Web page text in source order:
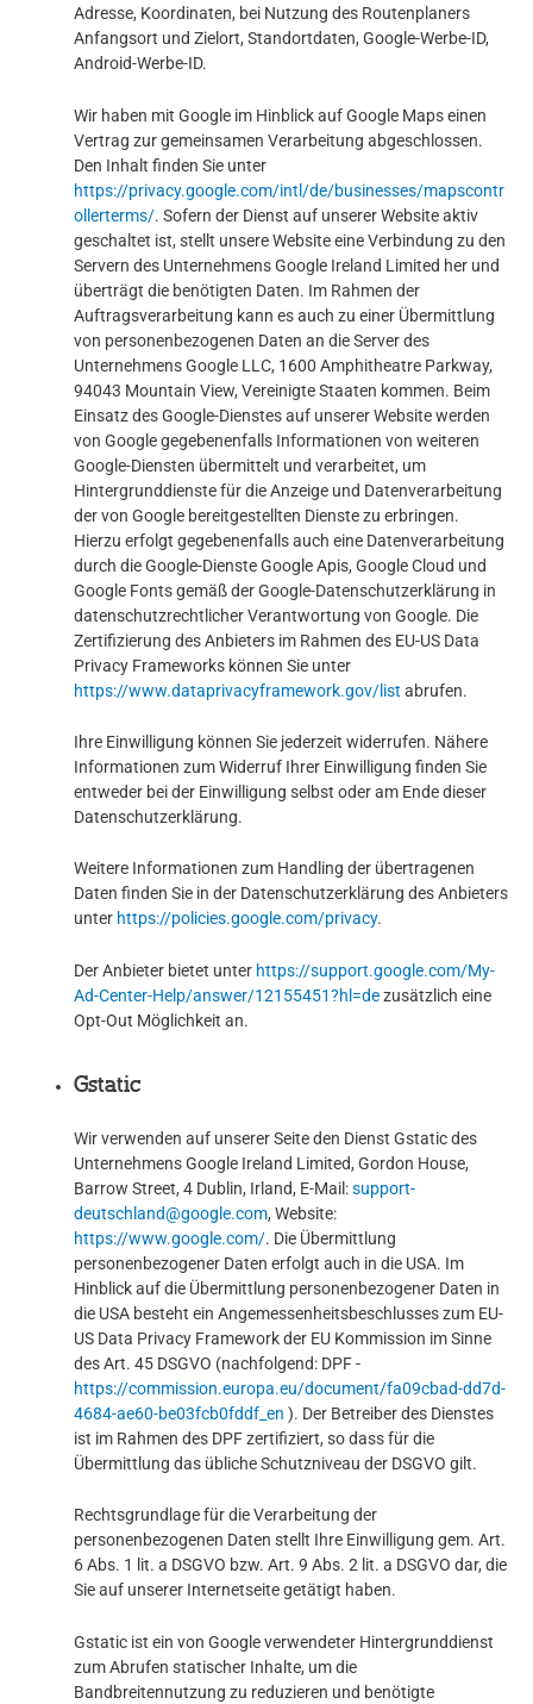
Adresse, Koordinaten, bei Nutzung des Routenplaners
Anfangsort und Zielort, Standortdaten, Google-Werbe-ID,
Android-Werbe-ID.
Wir haben mit Google im Hinblick auf Google Maps einen
Vertrag zur gemeinsamen Verarbeitung abgeschlossen.
Den Inhalt finden Sie unter
https://privacy.google.com/intl/de/businesses/mapscontr
ollerterms/. Sofern der Dienst auf unserer Website aktiv
geschaltet ist, stellt unsere Website eine Verbindung zu den
Servern des Unternehmens Google Ireland Limited her und
überträgt die benötigten Daten. Im Rahmen der
Auftragsverarbeitung kann es auch zu einer Übermittlung
von personenbezogenen Daten an die Server des
Unternehmens Google LLC, 1600 Amphitheatre Parkway,
94043 Mountain View, Vereinigte Staaten kommen. Beim
Einsatz des Google-Dienstes auf unserer Website werden
von Google gegebenenfalls Informationen von weiteren
Google-Diensten übermittelt und verarbeitet, um
Hintergrunddienste für die Anzeige und Datenverarbeitung
der von Google bereitgestellten Dienste zu erbringen.
Hierzu erfolgt gegebenenfalls auch eine Datenverarbeitung
durch die Google-Dienste Google Apis, Google Cloud und
Google Fonts gemäß der Google-Datenschutzerklärung in
datenschutzrechtlicher Verantwortung von Google. Die
Zertifizierung des Anbieters im Rahmen des EU-US Data
Privacy Frameworks können Sie unter
https://www.dataprivacyframework.gov/list abrufen.
Ihre Einwilligung können Sie jederzeit widerrufen. Nähere
Informationen zum Widerruf Ihrer Einwilligung finden Sie
entweder bei der Einwilligung selbst oder am Ende dieser
Datenschutzerklärung.
Weitere Informationen zum Handling der übertragenen
Daten finden Sie in der Datenschutzerklärung des Anbieters
unter https://policies.google.com/privacy.
Der Anbieter bietet unter https://support.google.com/My-
Ad-Center-Help/answer/12155451?hl=dezusätzlich eine
Opt-Out Möglichkeit an.
Gstatic
Wir verwenden auf unserer Seite den Dienst Gstatic des
Unternehmens Google Ireland Limited, Gordon House,
Barrow Street, 4 Dublin, Irland, E-Mail:support-
deutschland@google.com, Website:
https://www.google.com/. Die Übermittlung
personenbezogener Daten erfolgt auch in die USA. Im
Hinblick auf die Übermittlung personenbezogener Daten in
die USA besteht ein Angemessenheitsbeschlusses zum EU-
US Data Privacy Framework der EU Kommission im Sinne
des Art. 45 DSGVO (nachfolgend: DPF -
https://commission.europa.eu/document/fa09cbad-dd7d-
4684-ae60-be03fcb0fddf_en ). Der Betreiber des Dienstes
ist im Rahmen des DPF zertifiziert, so dass für die
Übermittlung das übliche Schutzniveau der DSGVO gilt.
Rechtsgrundlage für die Verarbeitung der
personenbezogenen Daten stellt Ihre Einwilligung gem. Art.
6 Abs. 1 lit. a DSGVO bzw. Art. 9 Abs. 2 lit. a DSGVO dar, die
Sie auf unserer Internetseite getätigt haben.
Gstatic ist ein von Google verwendeter Hintergrunddienst
zum Abrufen statischer Inhalte, um die
Bandbreitennutzung zu reduzieren und benötigte